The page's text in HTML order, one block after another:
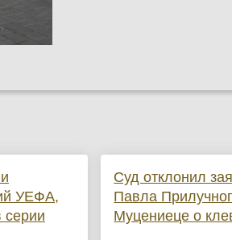
УЕФА,
Суд отклонил
Павла
Муцениеце о